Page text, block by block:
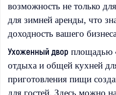
возможность не только
для зимней аренды, что
доходность вашего
Ухоженный двор площадью
отдыха и общей кухней
приготовления пищи
для гостей. Здесь можно